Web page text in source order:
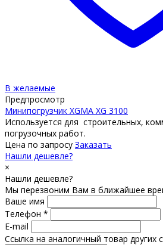
В желаемые
Предпросмотр
Минипогрузчик XGMA XG 3100
Используется для строительных,
погрузочных работ.
Цена по запросу Заказать
Нашли дешевле?
×
Нашли дешевле?
Мы перезвоним Вам в ближайшее
Ваше имя
Телефон *
E-mail
Ссылка на аналогичный товар других